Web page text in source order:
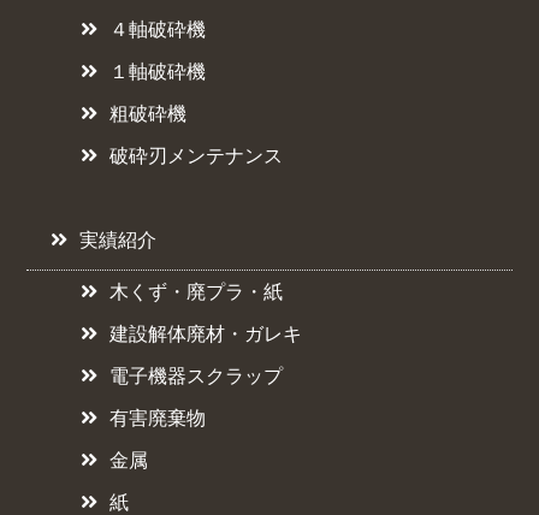
４軸破砕機
１軸破砕機
粗破砕機
破砕刃メンテナンス
実績紹介
木くず・廃プラ・紙
建設解体廃材・ガレキ
電子機器スクラップ
有害廃棄物
金属
紙